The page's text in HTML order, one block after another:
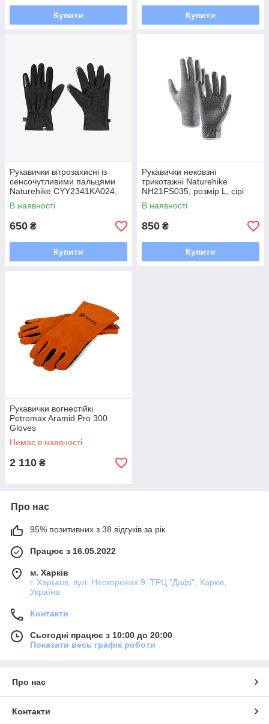
Купити Купити
Рукавички вітрозахисні із
сенсочутливими пальцями
Naturehike CYY2341KA024,
розмір XL, чорні
В наявності
650 ₴
Купити
Рукавички нековзні
трикотажні Naturehike
NH21FS035, розмір L, сірі
В наявності
850 ₴
Купити
Рукавички вогнестійкі
Petromax Aramid Pro 300
Gloves
Немає в наявності
2 110 ₴
Про нас
95% позитивних з 38 відгуків за рік
Працює з 16.05.2022
м. Харків
г. Харьков, вул. Нескорених 9, ТРЦ "Дафі", Харків,
Україна
Контакти
Сьогодні працює з 10:00 до 20:00
Показати весь графік роботи
Про нас
Контакти